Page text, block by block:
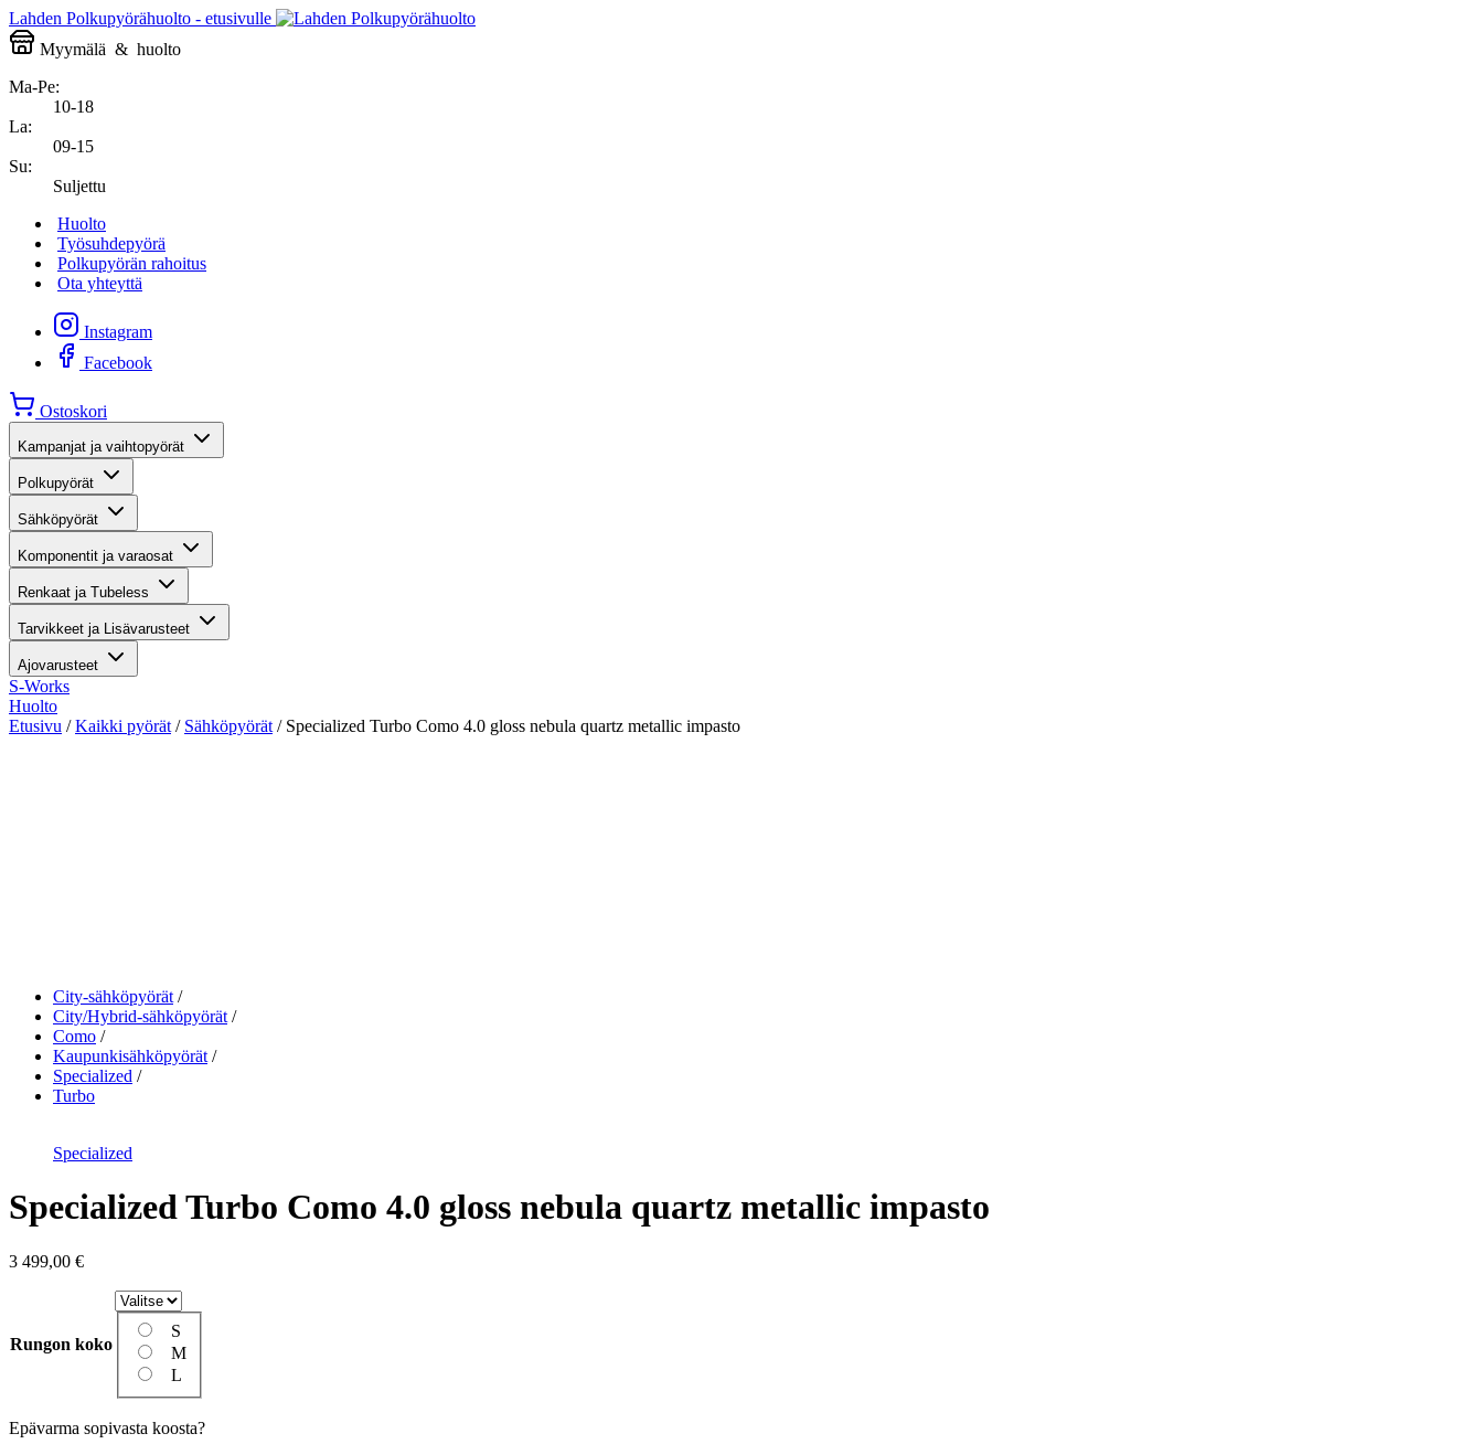
Lahden Polkupyörähuolto - etusivulle
Myymälä & huolto
Ma-Pe:
10-18
La:
09-15
Su:
Suljettu
Huolto
Työsuhdepyörä
Polkupyörän rahoitus
Ota yhteyttä
Instagram
Facebook
Ostoskori
Kampanjat ja vaihtopyörät
Polkupyörät
Sähköpyörät
Komponentit ja varaosat
Renkaat ja Tubeless
Tarvikkeet ja Lisävarusteet
Ajovarusteet
S-Works
Huolto
Etusivu /Kaikki pyörät / Sähköpyörät / Specialized Turbo Como 4.0 gloss nebula quartz metallic impasto
City-sähköpyörät
City/Hybrid-sähköpyörät
Como
Kaupunkisähköpyörät
Specialized
Turbo
Specialized
Specialized Turbo Como 4.0 gloss nebula quartz metallic impasto
3 499,00 €
Rungon koko
S
M
L
Epävarma sopivasta koosta?